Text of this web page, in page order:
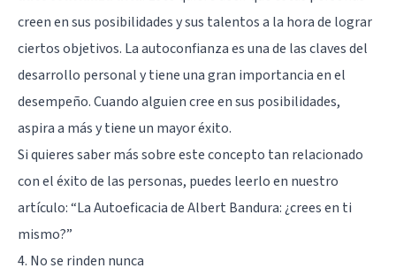
creen en sus posibilidades y sus talentos a la hora de lograr
ciertos objetivos. La autoconfianza es una de las claves del
desarrollo personal y tiene una gran importancia en el
desempeño. Cuando alguien cree en sus posibilidades,
aspira a más y tiene un mayor éxito.
Si quieres saber más sobre este concepto tan relacionado
con el éxito de las personas, puedes leerlo en nuestro
artículo: “La Autoeficacia de Albert Bandura: ¿crees en ti
mismo?”
4. No se rinden nunca